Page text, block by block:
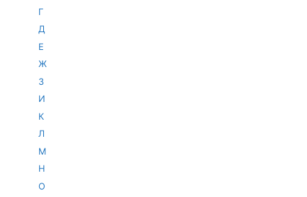
Г
Д
Е
Ж
З
И
К
Л
М
Н
О